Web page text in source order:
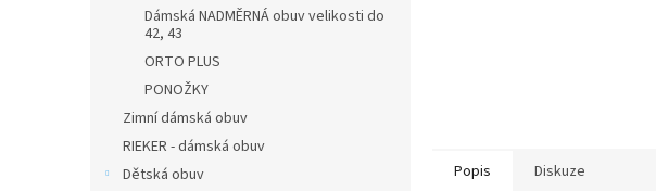
Dámská NADMĚRNÁ obuv velikosti do
42, 43
ORTO PLUS
PONOŽKY
Zimní dámská obuv
RIEKER - dámská obuv
Dětská obuv
Popis Diskuze